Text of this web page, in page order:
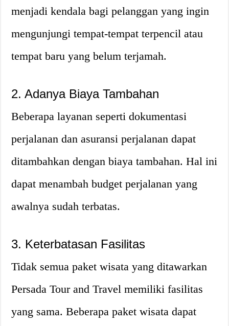
menjadi kendala bagi pelanggan yang ingin
mengunjungi tempat-tempat terpencil atau
tempat baru yang belum terjamah.
2. Adanya Biaya Tambahan
Beberapa layanan seperti dokumentasi
perjalanan dan asuransi perjalanan dapat
ditambahkan dengan biaya tambahan. Hal ini
dapat menambah budget perjalanan yang
awalnya sudah terbatas.
3. Keterbatasan Fasilitas
Tidak semua paket wisata yang ditawarkan
Persada Tour and Travel memiliki fasilitas
yang sama. Beberapa paket wisata dapat